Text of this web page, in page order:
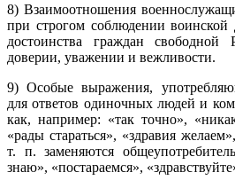
8) Взаимоотношения
при строгом соблюдении
достоинства граждан
доверии, уважении и вежливости.
9) Особые выражения,
для ответов одиночных людей и
как, например: «так точно»,
«рады стараться», «здравия
т. п. заменяются
знаю», «постараемся»,